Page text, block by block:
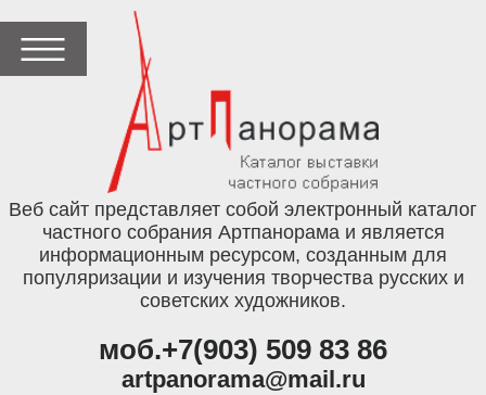
Веб сайт представляет собой электронный каталог
частного собрания Артпанорама и является
информационным ресурсом, созданным для
популяризации и изучения творчества русских и
советских художников.
моб.+7(903) 509 83 86
artpanorama@mail.ru